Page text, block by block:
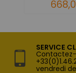
SERVICE
vendredi